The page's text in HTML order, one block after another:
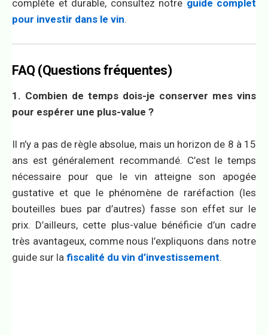
complète et durable, consultez notre guide complet
pour investir dans le vin.
FAQ (Questions fréquentes)
1. Combien de temps dois-je conserver mes vins
pour espérer une plus-value ?
Il n’y a pas de règle absolue, mais un horizon de 8 à 15
ans est généralement recommandé. C’est le temps
nécessaire pour que le vin atteigne son apogée
gustative et que le phénomène de raréfaction (les
bouteilles bues par d’autres) fasse son effet sur le
prix. D’ailleurs, cette plus-value bénéficie d’un cadre
très avantageux, comme nous l’expliquons dans notre
guide sur la fiscalité du vin d’investissement.